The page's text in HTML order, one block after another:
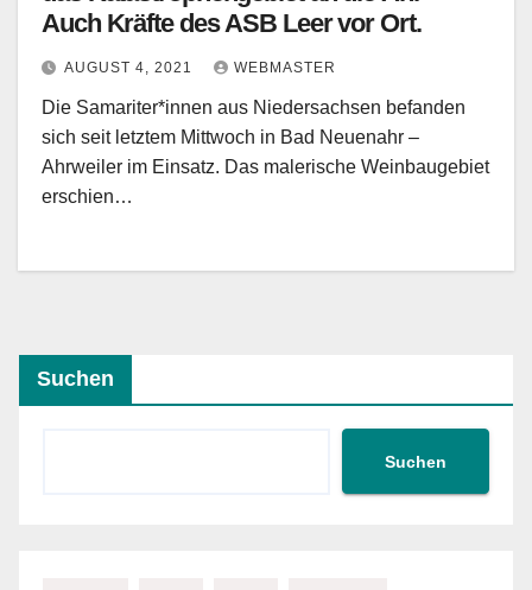
Auch Kräfte des ASB Leer vor Ort.
AUGUST 4, 2021 WEBMASTER
Die Samariter*innen aus Niedersachsen befanden
sich seit letztem Mittwoch in Bad Neuenahr –
Ahrweiler im Einsatz. Das malerische Weinbaugebiet
erschien…
Suchen
Suchen